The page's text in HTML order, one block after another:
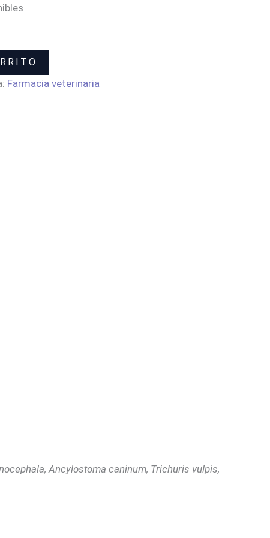
Farmacia veterinaria
Ancylostoma caninum, Trichuris vulpis,